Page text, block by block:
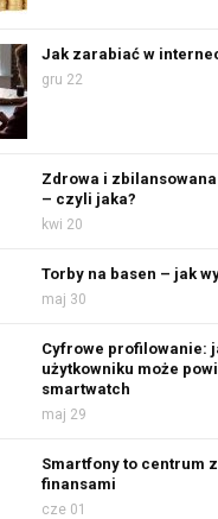
Jak zarabiać w
gru 22
Zdrowa i
– czyli jaka?
kwi 20
Torby na basen – jak
maj 30
Cyfrowe profilowanie:
użytkowniku może
smartwatch
maj 29
Smartfony to centrum
finansami
cze 01